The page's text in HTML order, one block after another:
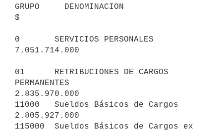
GRUPO     DENOMINACION
$
0       SERVICIOS PERSONALES
7.051.714.000
01      RETRIBUCIONES DE CARGOS
PERMANENTES
2.835.970.000
11000   Sueldos Básicos de Cargos
2.805.927.000
115000  Sueldos Básicos de Cargos ex